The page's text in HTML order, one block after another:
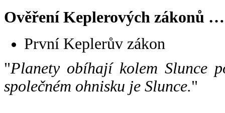
Ověření Keplerových zákonů …
První Keplerův zákon
"Planety obíhají kolem Slunce
společném ohnisku je Slunce."